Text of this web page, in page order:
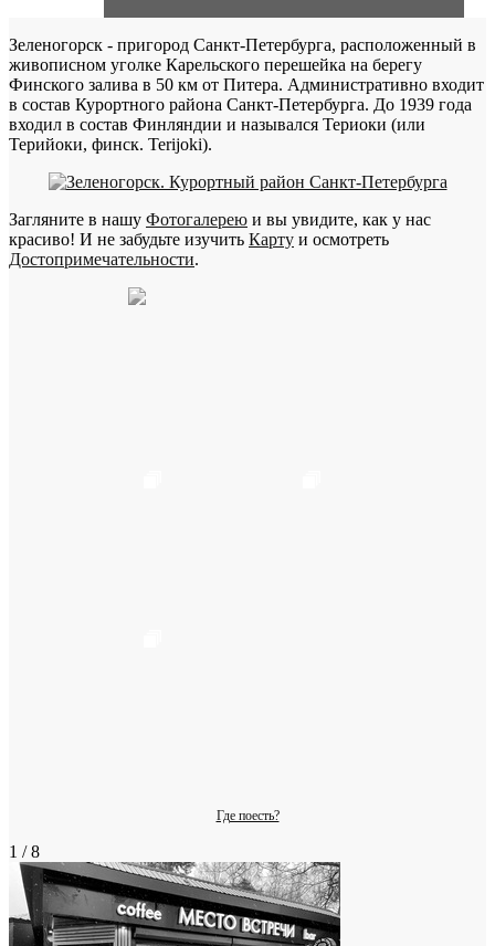
Зеленогорск - пригород Санкт-Петербурга, расположенный в
живописном уголке Карельского перешейка на берегу
Финского залива в 50 км от Питера. Административно входит
в состав Курортного района Санкт-Петербурга. До 1939 года
входил в состав Финляндии и назывался Териоки (или
Терийоки, финск. Terijoki).
Загляните в нашу Фотогалерею и вы увидите, как у нас
красиво! И не забудьте изучить Карту и осмотреть
Достопримечательности.
Где поесть?
1 / 8